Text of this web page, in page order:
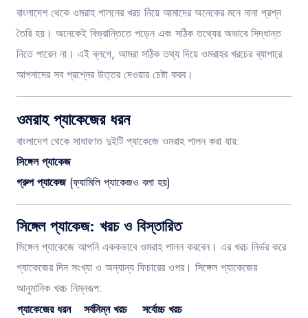
বাংলাদেশ থেকে ওমরাহ পালনের খরচ নিয়ে আমাদের অনেকের মনে নানা প্রশ্ন
তৈরি হয়। অনেকেই বিভ্রান্তিতে পড়েন এবং সঠিক তথ্যের অভাবে সিদ্ধান্ত
নিতে পারেন না। এই ব্লগে, আমরা সঠিক তথ্য দিয়ে ওমরাহর খরচের ব্যাপারে
আপনাদের সব প্রশ্নের উত্তর দেওয়ার চেষ্টা করব।
ওমরাহ প্যাকেজের ধরন
বাংলাদেশ থেকে সাধারণত দুইটি প্যাকেজে ওমরাহ পালন করা যায়:
সিঙ্গেল প্যাকেজ
গ্রুপ প্যাকেজ(ফ্যামিলি প্যাকেজও বলা হয়)
সিঙ্গেল প্যাকেজ: খরচ ও বিস্তারিত
সিঙ্গেল প্যাকেজে আপনি এককভাবে ওমরাহ পালন করবেন। এর খরচ নির্ভর করে
প্যাকেজের দিন সংখ্যা ও অন্যান্য ফিচারের ওপর। সিঙ্গেল প্যাকেজের
আনুমানিক খরচ নিম্নরূপ:
প্যাকেজের ধরন
সর্বনিম্ন খরচ
সর্বোচ্চ খরচ